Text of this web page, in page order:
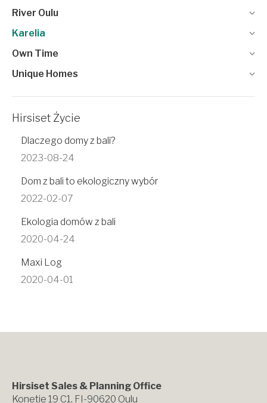
River Oulu
Karelia
Own Time
Unique Homes
Hirsiset Życie
Dlaczego domy z bali?
2023-08-24
Dom z bali to ekologiczny wybór
2022-02-07
Ekologia domów z bali
2020-04-24
Maxi Log
2020-04-01
Hirsiset Sales & Planning Office
Konetie 19 C1, FI-90620 Oulu